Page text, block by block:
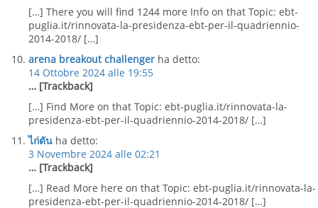
[…] There you will find 1244 more Info on that Topic: ebt-
puglia.it/rinnovata-la-presidenza-ebt-per-il-quadriennio-
2014-2018/ […]
arena breakout challenger ha detto:
14 Ottobre 2024 alle 19:55
… [Trackback]
[…] Find More on that Topic: ebt-puglia.it/rinnovata-la-
presidenza-ebt-per-il-quadriennio-2014-2018/ […]
ไก่ตัน ha detto:
3 Novembre 2024 alle 02:21
… [Trackback]
[…] Read More here on that Topic: ebt-puglia.it/rinnovata-la-
presidenza-ebt-per-il-quadriennio-2014-2018/ […]